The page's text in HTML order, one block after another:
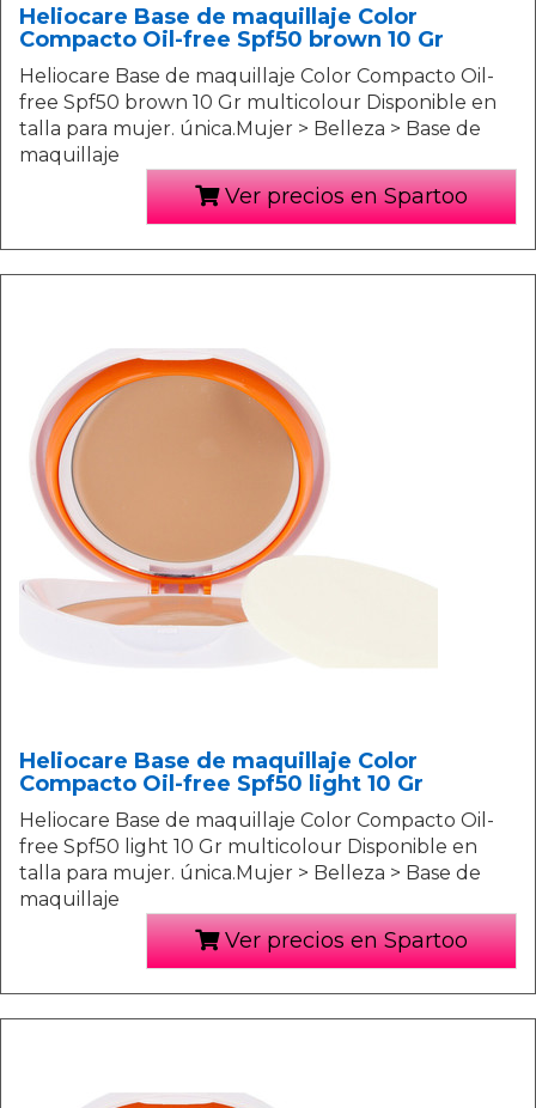
Heliocare Base de maquillaje Color
Compacto Oil-free Spf50 brown 10 Gr
Heliocare Base de maquillaje Color Compacto Oil-
free Spf50 brown 10 Gr multicolour Disponible en
talla para mujer. única.Mujer > Belleza > Base de
maquillaje
Ver precios en Spartoo
Heliocare Base de maquillaje Color
Compacto Oil-free Spf50 light 10 Gr
Heliocare Base de maquillaje Color Compacto Oil-
free Spf50 light 10 Gr multicolour Disponible en
talla para mujer. única.Mujer > Belleza > Base de
maquillaje
Ver precios en Spartoo